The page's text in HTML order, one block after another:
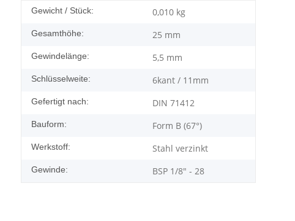
Gewicht / Stück: 0,010 kg
Gesamthöhe: 25 mm
Gewindelänge: 5,5 mm
Schlüsselweite: 6kant / 11mm
Gefertigt nach: DIN 71412
Bauform: Form B (67°)
Werkstoff: Stahl verzinkt
Gewinde: BSP 1/8" - 28